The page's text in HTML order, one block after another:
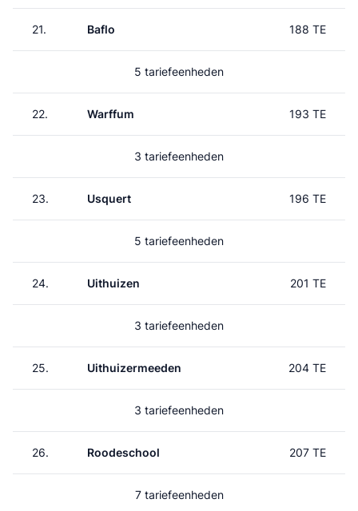
21. Baflo 188 TE
5 tariefeenheden
22. Warffum 193 TE
3 tariefeenheden
23. Usquert 196 TE
5 tariefeenheden
24. Uithuizen 201 TE
3 tariefeenheden
25. Uithuizermeeden 204 TE
3 tariefeenheden
26. Roodeschool 207 TE
7 tariefeenheden